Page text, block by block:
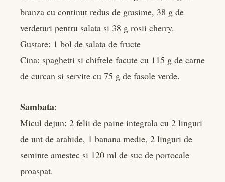
branza cu continut redus de grasime, 38 g de
verdeturi pentru salata si 38 g rosii cherry.
Gustare: 1 bol de salata de fructe
Cina: spaghetti si chiftele facute cu 115 g de carne
de curcan si servite cu 75 g de fasole verde.
Sambata:
Micul dejun: 2 felii de paine integrala cu 2 linguri
de unt de arahide, 1 banana medie, 2 linguri de
seminte amestec si 120 ml de suc de portocale
proaspat.